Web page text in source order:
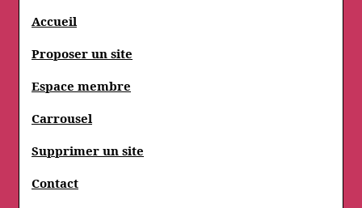
Accueil
Proposer un site
Espace membre
Carrousel
Supprimer un site
Contact